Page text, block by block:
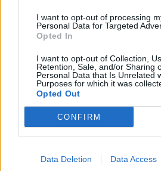
I want to opt-out of processing
Personal Data for Targeted
Opted In
I want to opt-out of Collection,
Retention, Sale, and/or Sharing
Personal Data that Is Unrelated
Purposes for which it was
Opted Out
CONFIRM
Data Deletion Data Access
Il Venezia torna in Serie A!
è a -1 dalla promozione
Ufficiale - Pisa e Verona
Serie B
Il Frosinone torna in Serie
grazie al 5-0 contro il